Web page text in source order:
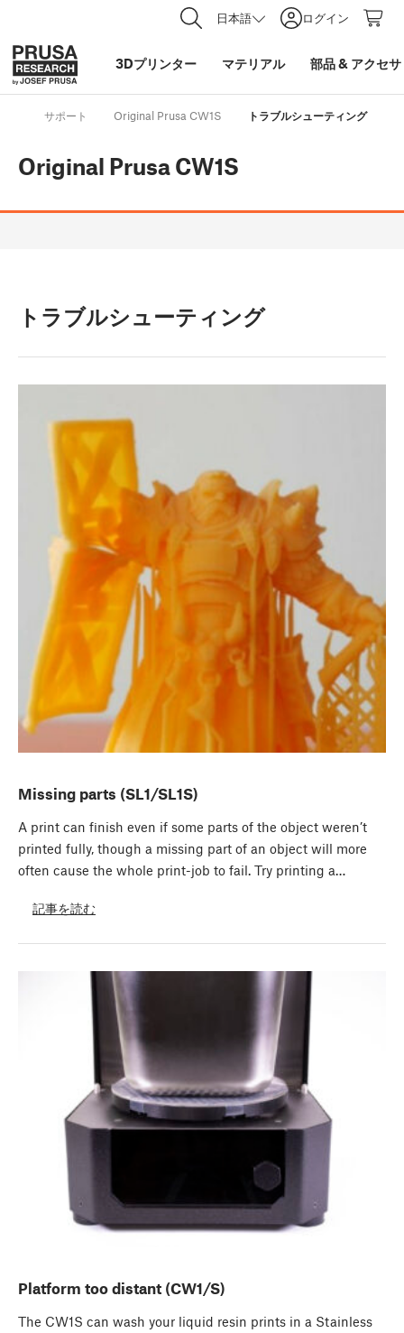
日本語 ログイン
3Dプリンター マテリアル 部品& アクセ
サポート Original Prusa CW1S トラブルシューティング
Original Prusa CW1S
トラブルシューティング
Missing parts (SL1/SL1S)
A print can finish even if some parts of the object weren’t
printed fully, though a missing part of an object will more
often cause the whole print-job to fail. Try printing a…
記事を読む
Platform too distant (CW1/S)
The CW1S can wash your liquid resin prints in a Stainless